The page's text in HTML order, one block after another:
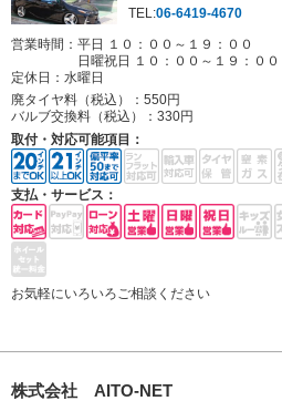
TEL:06-6419-4670
営業時間：平日 １０：００～１９：００
日曜祝日 １０：００～１９：００
定休日： 水曜日
廃タイヤ料（税込）： 550円
バルブ交換料（税込）： 330円
取付・対応可能項目：
支払・サービス：
お気軽にいろいろご相談ください
株式会社 AITO-NET